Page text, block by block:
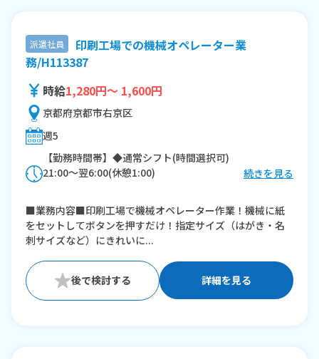
派遣社員
印刷工場での機械オペレーター業
務/H113387
時給1,280円～ 1,600円
京都府京都市右京区
週5
【勤務時間帯】◆通常シフト(時間選択可)
21:00〜翌6:00(休憩1:00)
続きを見る
■業務内容■印刷工場で機械オペレーター作業！機械に紙
をセットしてボタンを押すだけ！指定サイズ（はがき・名
刺サイズなど）にきれいに...
詳細を見る